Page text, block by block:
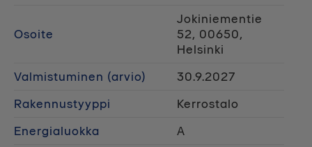
Osoite
Jokiniementie
52, 00650,
Helsinki
Valmistuminen (arvio)
30.9.2027
Rakennustyyppi
Kerrostalo
Energialuokka
A